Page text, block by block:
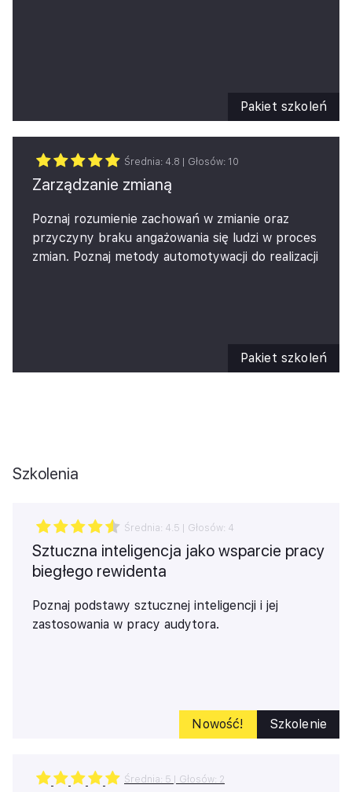
Pakiet szkoleń
Średnia: 4.8 | Głosów: 10
Zarządzanie zmianą
Poznaj rozumienie zachowań w zmianie oraz
przyczyny braku angażowania się ludzi w proces
zmian. Poznaj metody automotywacji do realizacji
Pakiet szkoleń
Szkolenia
Średnia: 4.5 | Głosów: 4
Sztuczna inteligencja jako wsparcie pracy
biegłego rewidenta
Poznaj podstawy sztucznej inteligencji i jej
zastosowania w pracy audytora.
Nowość! Szkolenie
Średnia: 5 | Głosów: 2